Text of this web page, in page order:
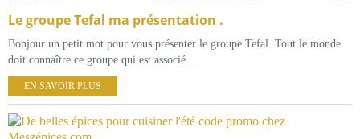
Le groupe Tefal ma présentation .
Bonjour un petit mot pour vous présenter le groupe Tefal. Tout le monde
doit connaître ce groupe qui est associé...
EN SAVOIR PLUS